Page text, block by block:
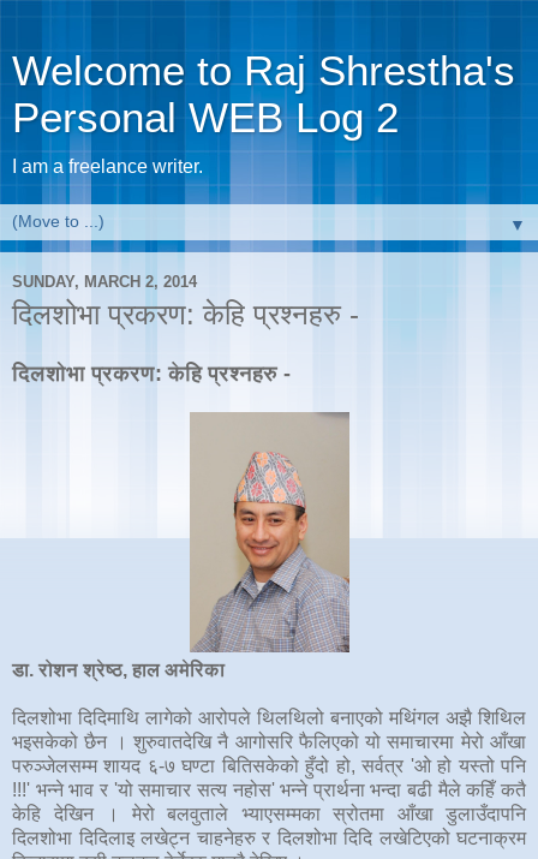
Welcome to Raj Shrestha's
Personal WEB Log 2
I am a freelance writer.
▼
SUNDAY, MARCH 2, 2014
दिलशोभा प्रकरण: केहि प्रश्नहरु -
दिलशोभा प्रकरण: केहि प्रश्नहरु -
डा. रोशन श्रेष्ठ, हाल अमेरिका
दिलशोभा दिदिमाथि लागेको आरोपले थिलथिलो बनाएको मथिंगल अझै शिथिल
भइसकेको छैन । शुरुवातदेखि नै आगोसरि फैलिएको यो समाचारमा मेरो आँखा
परुञ्जेलसम्म शायद ६-७ घण्टा बितिसकेको हुँदो हो, सर्वत्र 'ओ हो यस्तो पनि
!!!' भन्ने भाव र 'यो समाचार सत्य नहोस' भन्ने प्रार्थना भन्दा बढी मैले कहिँ कतै
केहि देखिन । मेरो बलवुताले भ्याएसम्मका स्रोतमा आँखा डुलाउँदापनि
दिलशोभा दिदिलाइ लखेट्न चाहनेहरु र दिलशोभा दिदि लखेटिएको घटनाक्रम